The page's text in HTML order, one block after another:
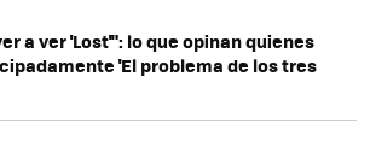
a ver 'Lost'": lo que opinan quienes
'El problema de los tres